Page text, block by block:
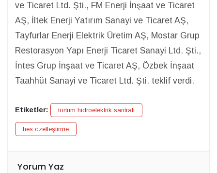
ve Ticaret Ltd. Şti., FM Enerji İnşaat ve Ticaret
AŞ, İltek Enerji Yatırım Sanayi ve Ticaret AŞ,
Tayfurlar Enerji Elektrik Üretim AŞ, Mostar Grup
Restorasyon Yapı Enerji Ticaret Sanayi Ltd. Şti.,
İntes Grup İnşaat ve Ticaret AŞ, Özbek İnşaat
Taahhüt Sanayi ve Ticaret Ltd. Şti. teklif verdi.
Etiketler: tortum hidroelektrik santrali
hes özelleştirme
Yorum Yaz